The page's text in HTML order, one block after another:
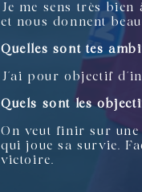
Je me sens très bien
et nous donnent
Quelles sont tes
J’ai pour objectif
Quels sont les
On veut finir sur une
qui joue sa survie.
victoire.